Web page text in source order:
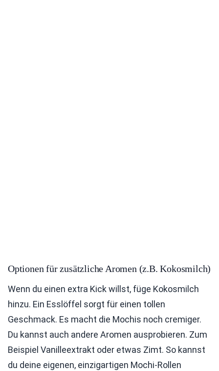
Optionen für zusätzliche Aromen (z.B. Kokosmilch)
Wenn du einen extra Kick willst, füge Kokosmilch
hinzu. Ein Esslöffel sorgt für einen tollen
Geschmack. Es macht die Mochis noch cremiger.
Du kannst auch andere Aromen ausprobieren. Zum
Beispiel Vanilleextrakt oder etwas Zimt. So kannst
du deine eigenen, einzigartigen Mochi-Rollen